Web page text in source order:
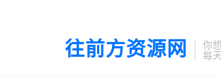
往前方资源网
你
每